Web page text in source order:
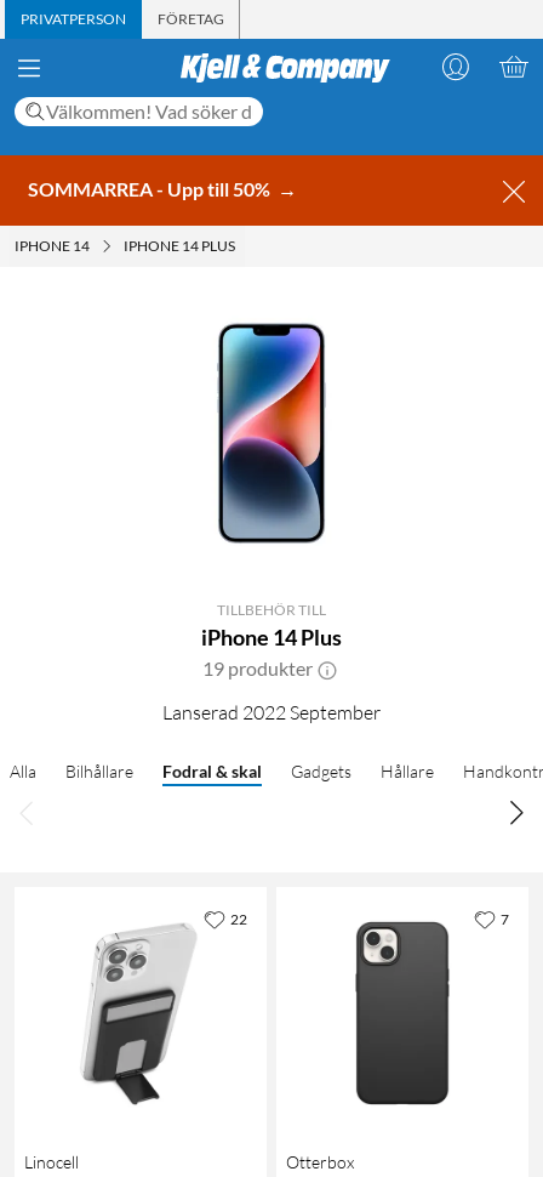
PRIVATPERSON FÖRETAG
SOMMARREA - Upp till 50% →
IPHONE 14 IPHONE 14 PLUS
TILLBEHÖR TILL
iPhone 14 Plus
19 produkter
Lanserad 2022 September
Alla Bilhållare Fodral & skal Gadgets Hållare
Linocell
22
Otterbox
7